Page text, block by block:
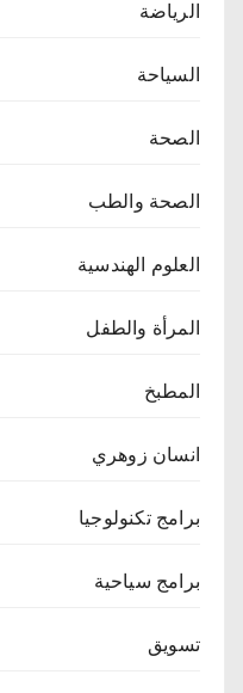
الرياضة
السياحة
الصحة
الصحة والطب
العلوم الهندسية
المرأة والطفل
المطبخ
انسان زوهري
برامج تكنولوجيا
برامج سياحية
تسويق